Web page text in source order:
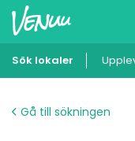
Sök lokaler
Gå till sökningen